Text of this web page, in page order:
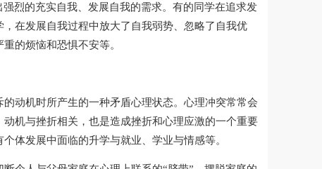
烈的充实自我、发展自我的需求。有的同学在追求发
，在发展自我过程中放大了自我弱势、忽略了自我优
的烦恼和恐惧不安等。
动机时所产生的一种矛盾心理状态。心理冲突常常会
机与挫折相关，也是造成挫折和心理应激的一个重要
体发展中面临的升学与就业、学业与情感等。